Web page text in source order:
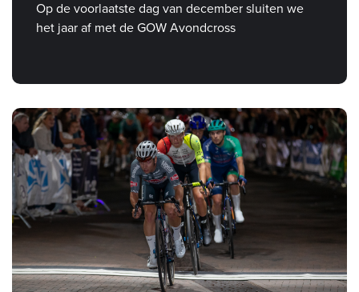
Op de voorlaatste dag van december sluiten we
het jaar af met de GOW Avondcross